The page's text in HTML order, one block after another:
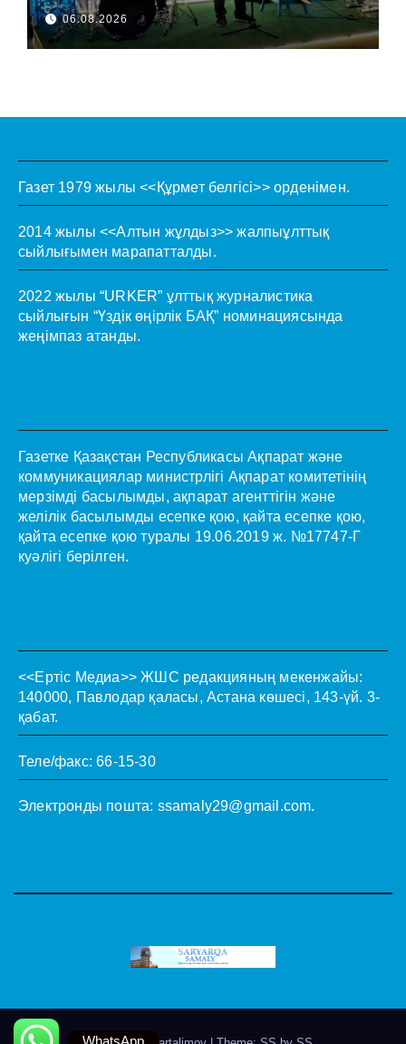
06.08.2026
Газет 1979 жылы <<Құрмет белгісі>> орденімен.
2014 жылы <<Алтын жұлдыз>> жалпыұлттық
сыйлығымен марапатталды.
2022 жылы “URKER” ұлттық журналистика
сыйлығын “Үздік өңірлік БАҚ” номинациясында
жеңімпаз атанды.
Газетке Қазақстан Республикасы Ақпарат және
коммуникациялар министрлігі Ақпарат комитетінің
мерзімді басылымды, ақпарат агенттігін және
желілік басылымды есепке қою, қайта есепке қою,
қайта есепке қою туралы 19.06.2019 ж. №17747-Г
куәлігі берілген.
<<Ертіс Медиа>> ЖШС редакцияның мекенжайы:
140000, Павлодар қаласы, Астана көшесі, 143-үй. 3-
қабат.
Теле/факс: 66-15-30
Электронды пошта: ssamaly29@gmail.com.
WhatsApp